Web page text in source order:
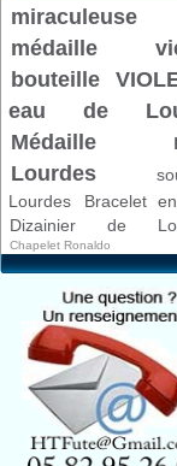
miraculeuse
médaille
bouteille
eau de
Médaille
Lourdes
Lourdes
Bracelet
Dizainier de
Chapelet Ronaldo